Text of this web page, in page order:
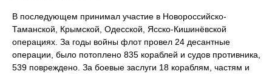
В последующем принимал участие в Новороссийско-
Таманской, Крымской, Одесской, Ясско-Кишинёвской
операциях. За годы войны флот провел 24 десантные
операции, было потоплено 835 кораблей и судов противника,
539 повреждено. За боевые заслуги 18 кораблям, частям и